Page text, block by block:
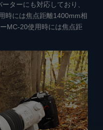
ターにも対応しており、
時には焦点距離1400mm相
MC-20使用時には焦点距